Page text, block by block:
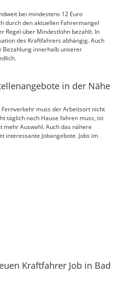
bei mindestens 12 Euro
durch den aktuellen Fahrermangel
Regel über Mindestlohn bezahlt. In
des Kraftfahrers abhängig. Auch
Bezahlung innerhalb unserer
in der Nähe
muss der Arbeitsort nicht
täglich nach Hause fahren muss, ist
mehr Auswahl. Auch das nähere
interessante Jobangebote. Jobs im
Kraftfahrer Job in Bad